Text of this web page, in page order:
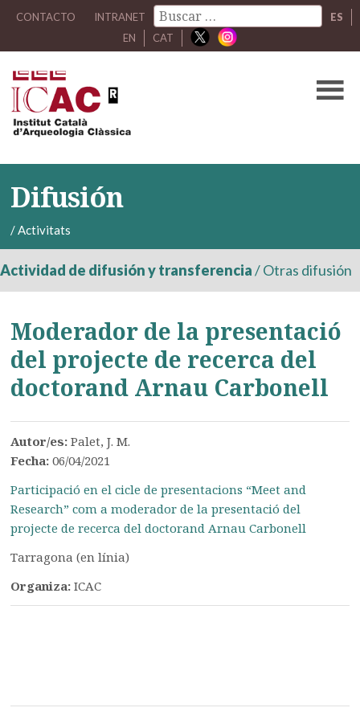
CONTACTO INTRANET
ES
EN
CAT
Difusión
/Activitats
Actividad de difusión y transferencia/Otras difusión
Moderador de la presentació
del projecte de recerca del
doctorand Arnau Carbonell
Autor/es:Palet, J. M.
Fecha:06/04/2021
Participació en el cicle de presentacions “Meet and
Research” com a moderador de la presentació del
projecte de recerca del doctorand Arnau Carbonell
Tarragona (en línia)
Organiza:ICAC